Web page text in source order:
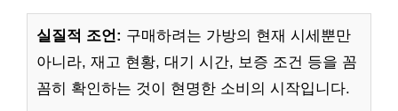
실질적 조언: 구매하려는 가방의 현재 시세뿐만
아니라, 재고 현황, 대기 시간, 보증 조건 등을 꼼
꼼히 확인하는 것이 현명한 소비의 시작입니다.